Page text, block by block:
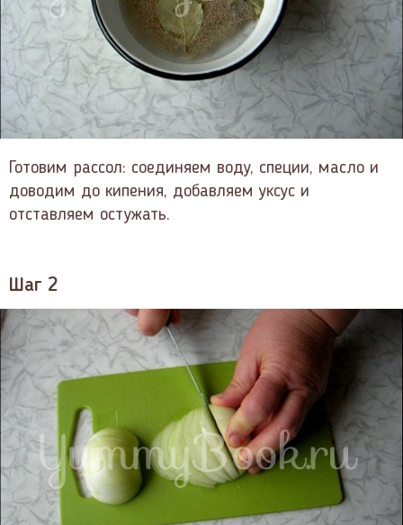
Готовим рассол: соединяем воду, специи, масло и
доводим до кипения, добавляем уксус и
отставляем остужать.
Шаг 2